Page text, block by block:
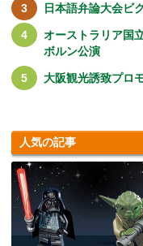
日本語弁論大会ビ
オーストラリア国
ボルン公演
大阪観光誘致プロ
人気の記事